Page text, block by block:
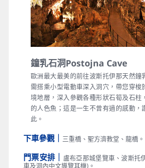
鐘乳石洞Postojna Cave
歐洲最大最美的前往波斯托伊那天然鐘
需搭乘小型電動車深入洞穴，帶您穿梭
境地層，深入參觀各種形狀石筍及石柱
的人色魚；這是一生不曾有過的感動，
此。
下車參觀｜ 三重橋、聖方濟教堂、龍橋。
門票安排｜
盧布亞那城堡覽車、波斯托
車及洞內中文導覽耳機)。